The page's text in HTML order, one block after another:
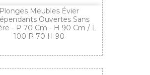
Plonges Meubles Évier
Ouvertes Sans
- P 70 Cm - H 90 Cm / L
100 P 70 H 90